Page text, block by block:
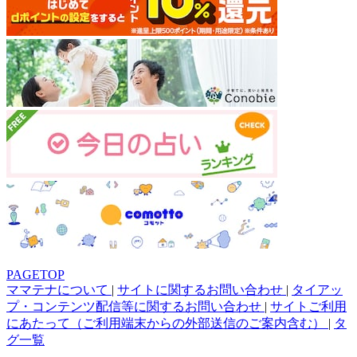
PAGETOP
ママテナについて | サイトに関するお問い合わせ | タイアッ
プ・コンテンツ配信等に関するお問い合わせ | サイトご利用
にあたって（ご利用端末からの外部送信のご案内含む） | タ
グ一覧